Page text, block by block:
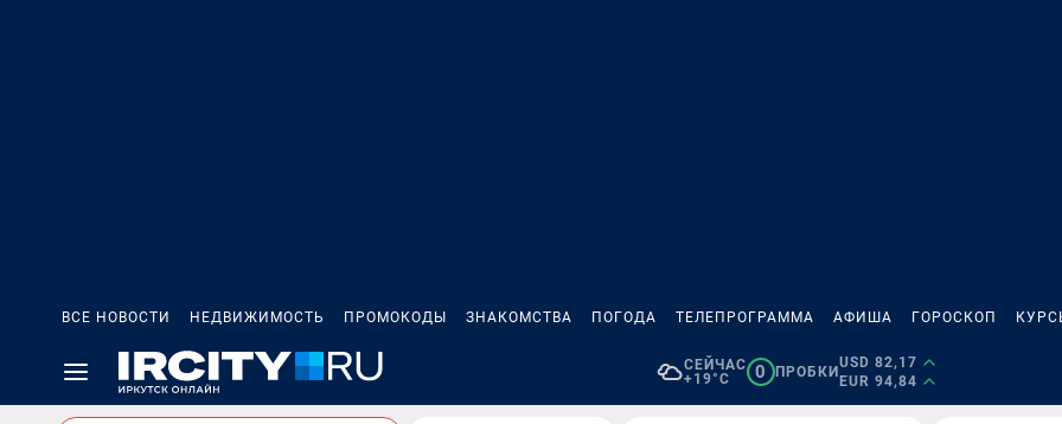
ВСЕ НОВОСТИ НЕДВИЖИМОСТЬ ПРОМОКОДЫ ЗНАКОМСТВА ПОГОДА ТЕЛЕПРОГРАММА АФИША ГОРОСКОП
СЕЙЧАС
+19°C
0 ПРОБКИ
USD 82,17
EUR 94,84